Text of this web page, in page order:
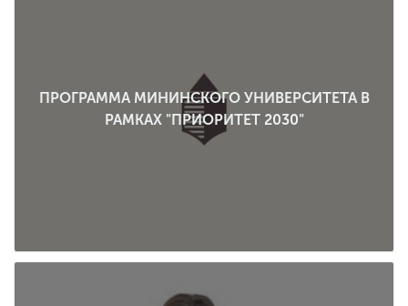
ПРОГРАММА МИНИНСКОГО УНИВЕРСИТЕТА В
РАМКАХ "ПРИОРИТЕТ 2030"